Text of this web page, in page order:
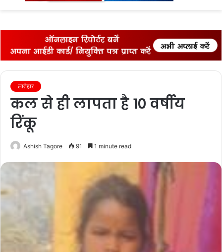
लातेहार
कल से ही लापता है 10 वर्षीय
रिंकू
Ashish Tagore 91 1 minute read